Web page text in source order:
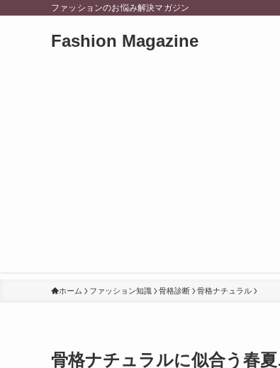
ファッションのお悩み解決マガジン
Fashion Magazine
ホーム ファッション知識 骨格診断 骨格ナチュラル
骨格ナチュラルに似合う春